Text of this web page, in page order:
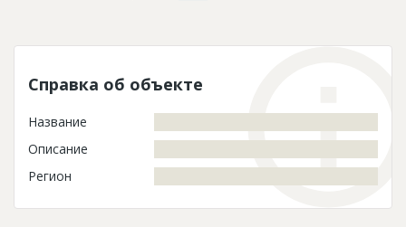
Справка об объекте
Название
Описание
Регион